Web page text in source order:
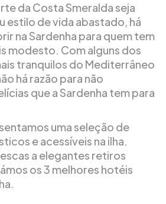
da Costa Smeralda seja
estilo de vida abastado, há
na Sardenha para quem tem
modesto. Com alguns dos
tranquilos do Mediterrâneo
há razão para não
que a Sardenha tem para
uma seleção de
e acessíveis na ilha.
a elegantes retiros
os 3 melhores hotéis